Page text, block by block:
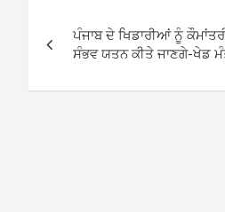
navigation
ਪੰਜਾਬ ਦੇ ਖਿਡਾਰੀਆਂ ਨੂੰ
ਸੰਭਵ ਯਤਨ ਕੀਤੇ ਜਾਣਗੇ-ਖੇਡ